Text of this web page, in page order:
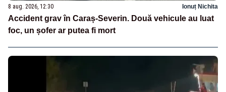
8 aug. 2026, 12:30 Ionuț Nichita
Accident grav în Caraș-Severin. Două vehicule au luat
foc, un șofer ar putea fi mort